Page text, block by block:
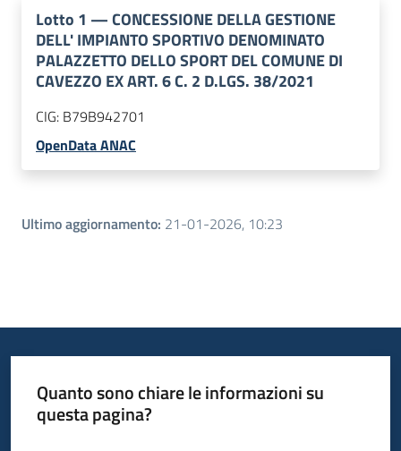
Lotto 1 —CONCESSIONE DELLA GESTIONE
DELL' IMPIANTO SPORTIVO DENOMINATO
PALAZZETTO DELLO SPORT DEL COMUNE DI
CAVEZZO EX ART. 6 C. 2 D.LGS. 38/2021
CIG: B79B942701
OpenData ANAC
Ultimo aggiornamento: 21-01-2026, 10:23
Quanto sono chiare le informazioni su
questa pagina?